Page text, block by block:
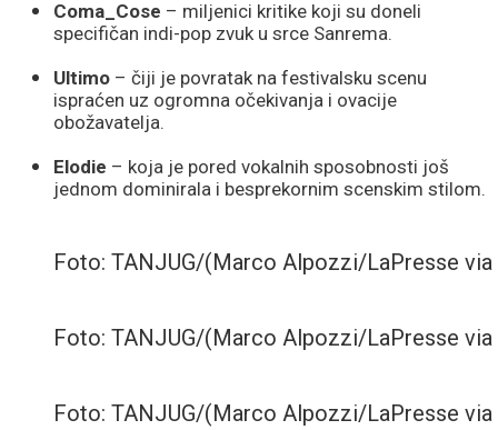
Coma_Cose – miljenici kritike koji su doneli
specifičan indi-pop zvuk u srce Sanrema.
Ultimo – čiji je povratak na festivalsku scenu
ispraćen uz ogromna očekivanja i ovacije
obožavatelja.
Elodie – koja je pored vokalnih sposobnosti još
jednom dominirala i besprekornim scenskim stilom.
Foto: TANJUG/(Marco Alpozzi/LaPresse via
Foto: TANJUG/(Marco Alpozzi/LaPresse via
Foto: TANJUG/(Marco Alpozzi/LaPresse via